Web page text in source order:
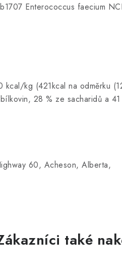
Enterococcus faecium
kg (421kcal na odměrku
28 % ze sacharidů a
60, Acheson, Alberta,
také